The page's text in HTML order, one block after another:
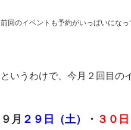
前回のイベントも予約がいっぱいになっ
というわけで、今月２回目の
９ 月 ２９ 日（土） ・ ３０